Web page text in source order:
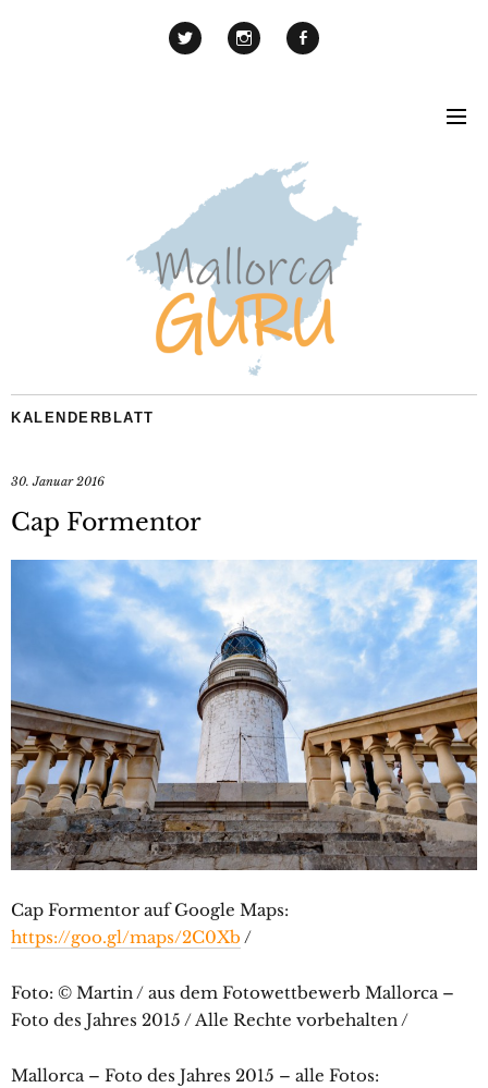
KALENDERBLATT
30. Januar 2016
Cap Formentor
Cap Formentor auf Google Maps:
https://goo.gl/maps/2C0Xb /
Foto: © Martin / aus dem Fotowettbewerb Mallorca –
Foto des Jahres 2015 / Alle Rechte vorbehalten /
Mallorca – Foto des Jahres 2015 – alle Fotos: